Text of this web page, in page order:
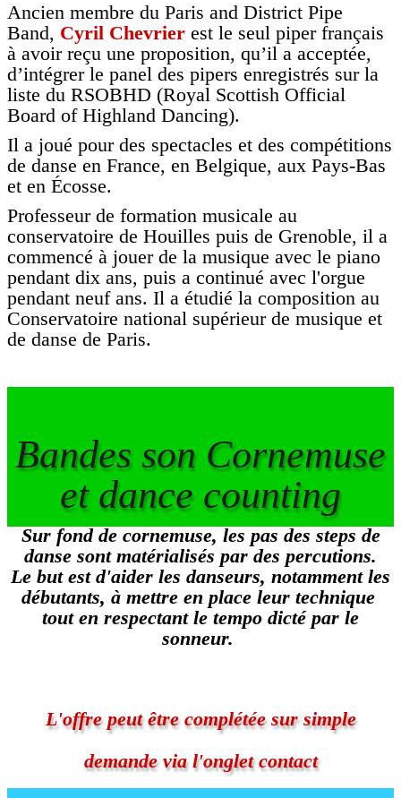
Ancien membre du Paris and District Pipe
Band, Cyril Chevrier est le seul piper français
à avoir reçu une proposition, qu’il a acceptée,
d’intégrer le panel des pipers enregistrés sur la
liste du RSOBHD (Royal Scottish Official
Board of Highland Dancing).
Il a joué pour des spectacles et des compétitions
de danse en France, en Belgique, aux Pays-Bas
et en Écosse.
Professeur de formation musicale au
conservatoire de Houilles puis de Grenoble, il a
commencé à jouer de la musique avec le piano
pendant dix ans, puis a continué avec l'orgue
pendant neuf ans. Il a étudié la composition au
Conservatoire national supérieur de musique et
de danse de Paris.
Bandes son Cornemuse
et dance counting
Sur fond de cornemuse, les pas des steps de
danse sont matérialisés par des percutions.
Le but est d'aider les danseurs, notamment les
débutants, à mettre en place leur technique
tout en respectant le tempo dicté par le
sonneur.
L'offre peut être complétée sur simple
demande via l'onglet contact